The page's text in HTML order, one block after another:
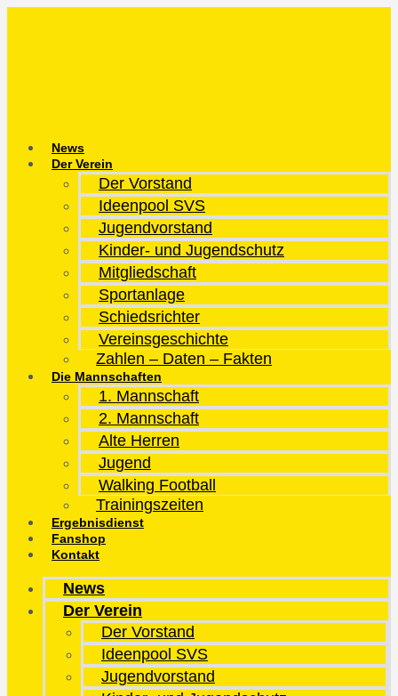
News
Der Verein
Der Vorstand
Ideenpool SVS
Jugendvorstand
Kinder- und Jugendschutz
Mitgliedschaft
Sportanlage
Schiedsrichter
Vereinsgeschichte
Zahlen – Daten – Fakten
Die Mannschaften
1. Mannschaft
2. Mannschaft
Alte Herren
Jugend
Walking Football
Trainingszeiten
Ergebnisdienst
Fanshop
Kontakt
News
Der Verein
Der Vorstand
Ideenpool SVS
Jugendvorstand